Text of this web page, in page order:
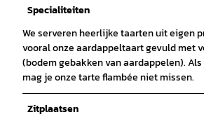
Specialiteiten
We serveren heerlijke taarten uit eigen
vooral onze aardappeltaart gevuld met
(bodem gebakken van aardappelen).
mag je onze tarte flambée niet missen.
Zitplaatsen